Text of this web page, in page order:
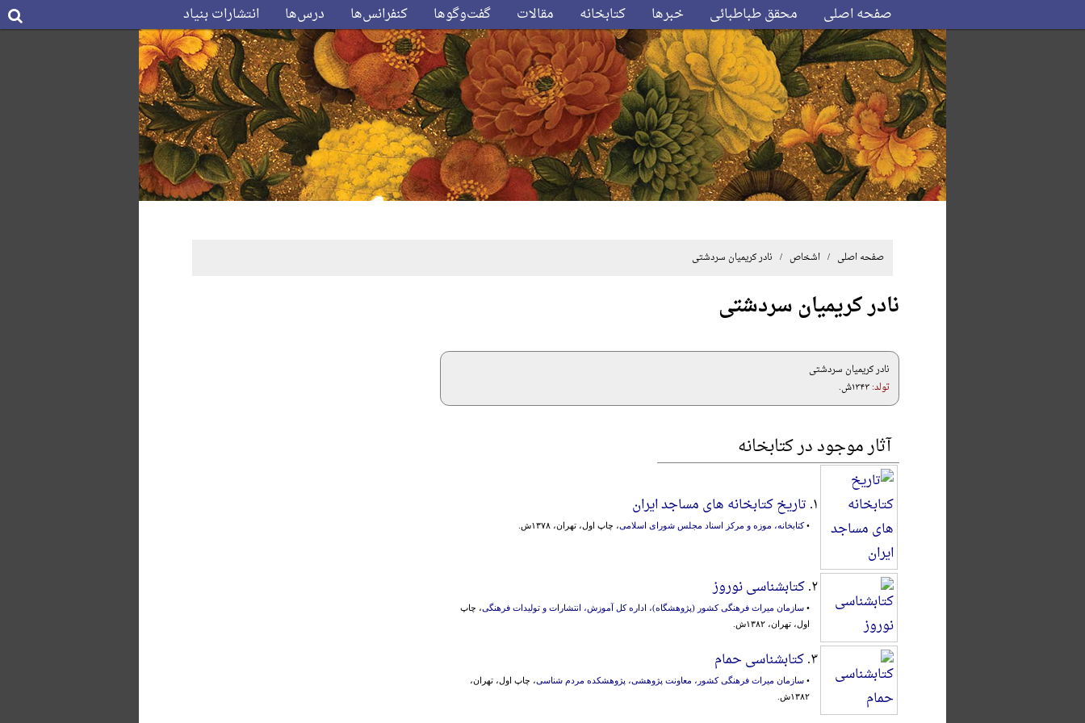
صفحه اصلی محقق طباطبائی خبرها کتابخانه مقالات گفت‌وگوها کنفرانس‌ها درس‌ها انتشارات بنیاد
صفحه اصلی / اشخاص / نادر کریمیان سردشتی
نادر کریمیان سردشتی
نادر کریمیان سردشتی
تولد:۱۳۴۳ش.
آثار موجود در کتابخانه
۱. تاریخ کتابخانه های مساجد ایران
•کتابخانه، موزه و مرکز اسناد مجلس شورای اسلامی، چاپ اول، تهران، ۱۳۷۸ش.
۲. کتابشناسی نوروز
• سازمان میراث فرهنگی کشور (پژوهشگاه)، اداره کل آموزش، انتشارات و تولیدات فرهنگی، چاپ
اول، تهران، ۱۳۸۲ش.
۳. کتابشناسی حمام
• سازمان میراث فرهنگی کشور، معاونت پژوهشی، پژوهشکده مردم شناسی، چاپ اول، تهران،
۱۳۸۲ش.